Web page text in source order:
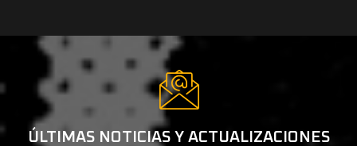
ÚLTIMAS NOTICIAS Y ACTUALIZACIONES